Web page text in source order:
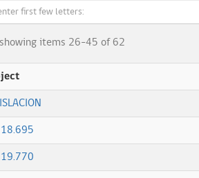
items 26-45 of 62
18.695
19.770